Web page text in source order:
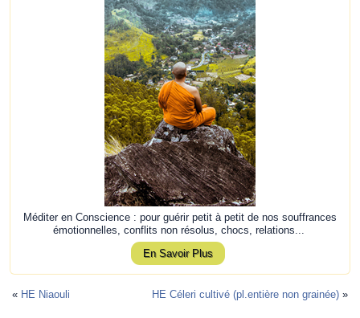
Méditer en Conscience : pour guérir petit à petit de nos souffrances
émotionnelles, conflits non résolus, chocs, relations...
En Savoir Plus
« HE Niaouli HE Céleri cultivé (pl.entière non grainée)»